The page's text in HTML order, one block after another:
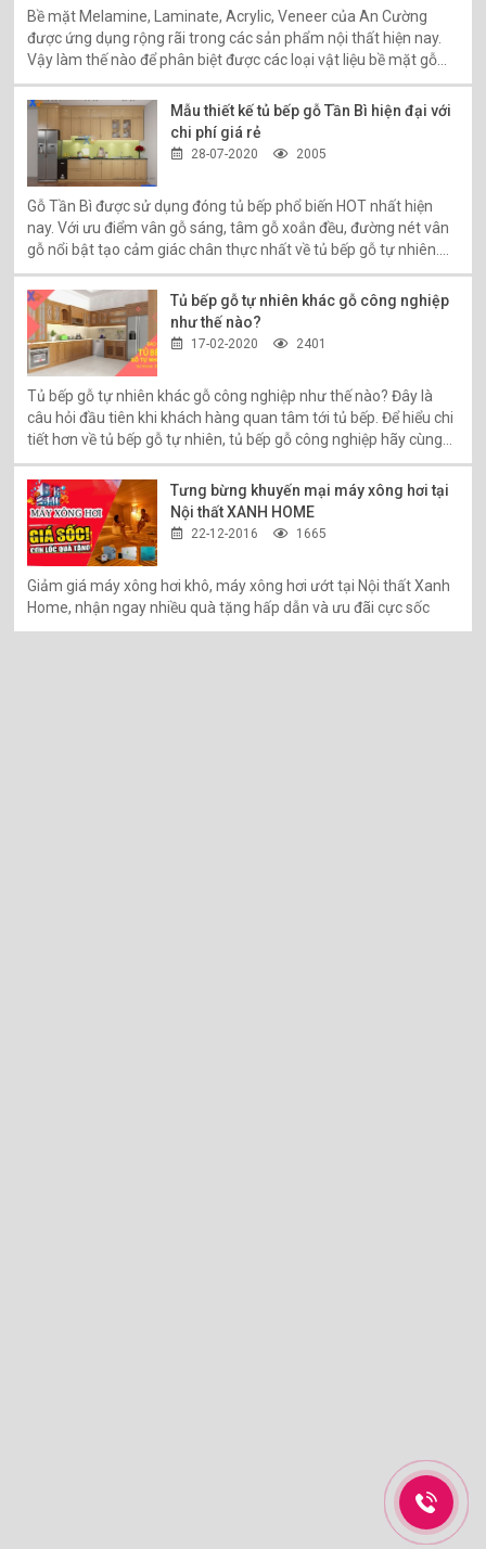
Bề mặt Melamine, Laminate, Acrylic, Veneer của An Cường
được ứng dụng rộng rãi trong các sản phẩm nội thất hiện nay.
Vậy làm thế nào để phân biệt được các loại vật liệu bề mặt gỗ
công nghiệp này? Hãy cùng Nội thất Xanh Home tìm hiểu tại bài
viết sau đây:
Mẫu thiết kế tủ bếp gỗ Tần Bì hiện đại với
chi phí giá rẻ
28-07-2020 2005
Gỗ Tần Bì được sử dụng đóng tủ bếp phổ biến HOT nhất hiện
nay. Với ưu điểm vân gỗ sáng, tâm gỗ xoắn đều, đường nét vân
gỗ nổi bật tạo cảm giác chân thực nhất về tủ bếp gỗ tự nhiên.
Gỗ Tần Bì đặc biệt được ưa thích trong các bản thiết kế nội thất
hiện đại giá rẻ, thông minh, thân thiện với môi trường. Xem chi
tiết hơn!
Tủ bếp gỗ tự nhiên khác gỗ công nghiệp
như thế nào?
17-02-2020 2401
Tủ bếp gỗ tự nhiên khác gỗ công nghiệp như thế nào? Đây là
câu hỏi đầu tiên khi khách hàng quan tâm tới tủ bếp. Để hiểu chi
tiết hơn về tủ bếp gỗ tự nhiên, tủ bếp gỗ công nghiệp hãy cùng
Nội thất Xanh Home tham khảo chi tiết hơn trong bài viết này
Tưng bừng khuyến mại máy xông hơi tại
Nội thất XANH HOME
22-12-2016 1665
Giảm giá máy xông hơi khô, máy xông hơi ướt tại Nội thất Xanh
Home, nhận ngay nhiều quà tặng hấp dẫn và ưu đãi cực sốc